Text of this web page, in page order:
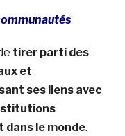
tirer parti des
et
ses liens avec
dans le monde.